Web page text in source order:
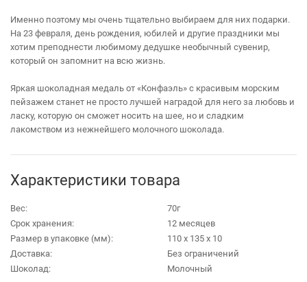
Именно поэтому мы очень тщательно выбираем для них подарки.
На 23 февраля, день рождения, юбилей и другие праздники мы
хотим преподнести любимому дедушке необычный сувенир,
который он запомнит на всю жизнь.
Яркая шоколадная медаль от «Конфаэль» с красивым морским
пейзажем станет не просто лучшей наградой для него за любовь и
ласку, которую он сможет носить на шее, но и сладким
лакомством из нежнейшего молочного шоколада.
Характеристики товара
Вес:
70г
Срок хранения:
12 месяцев
Размер в упаковке (мм):
110 х 135 х 10
Доставка:
Без ограничений
Шоколад:
Молочный